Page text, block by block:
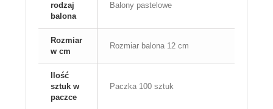
rodzaj
balona
Balony pastelowe
Rozmiar
w cm
Rozmiar balona 12 cm
Ilość
sztuk w
paczce
Paczka 100 sztuk